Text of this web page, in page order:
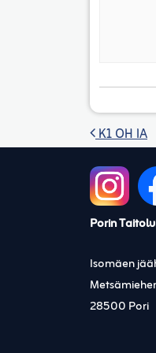
K1 OH IA
Porin
Isomäen
28500 Pori